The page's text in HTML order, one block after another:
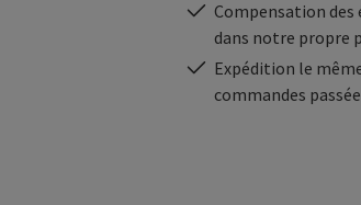
Compensation des
dans notre propre
Expédition le
commandes